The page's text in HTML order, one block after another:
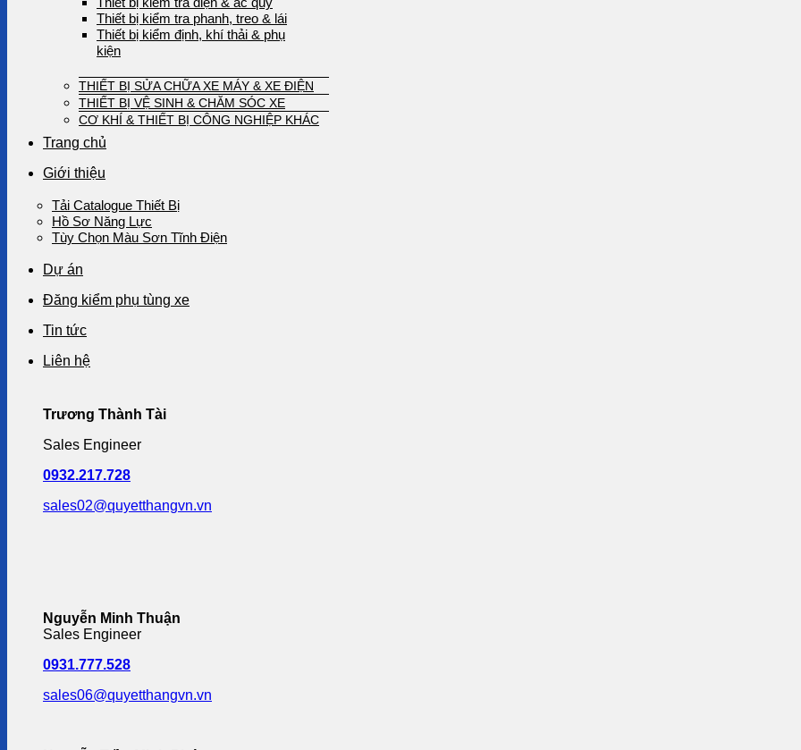
Thiết bị kiểm tra phanh, treo & lái
Thiết bị kiểm định, khí thải & phụ
kiện
THIẾT BỊ SỬA CHỮA XE MÁY & XE ĐIỆN
THIẾT BỊ VỆ SINH & CHĂM SÓC XE
CƠ KHÍ & THIẾT BỊ CÔNG NGHIỆP KHÁC
Trang chủ
Giới thiệu
Tải Catalogue Thiết Bị
Hồ Sơ Năng Lực
Tùy Chọn Màu Sơn Tĩnh Điện
Dự án
Đăng kiểm phụ tùng xe
Tin tức
Liên hệ
Trương Thành Tài
Sales Engineer
0932.217.728
sales02@quyetthangvn.vn
Nguyễn Minh Thuận
Sales Engineer
0931.777.528
sales06@quyetthangvn.vn